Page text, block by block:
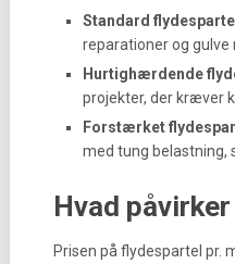
Standard
reparationer og
Hurtighærdende
projekter, der kræver
Forstærket
med tung belastning,
Hvad
Prisen på flydespartel pr.